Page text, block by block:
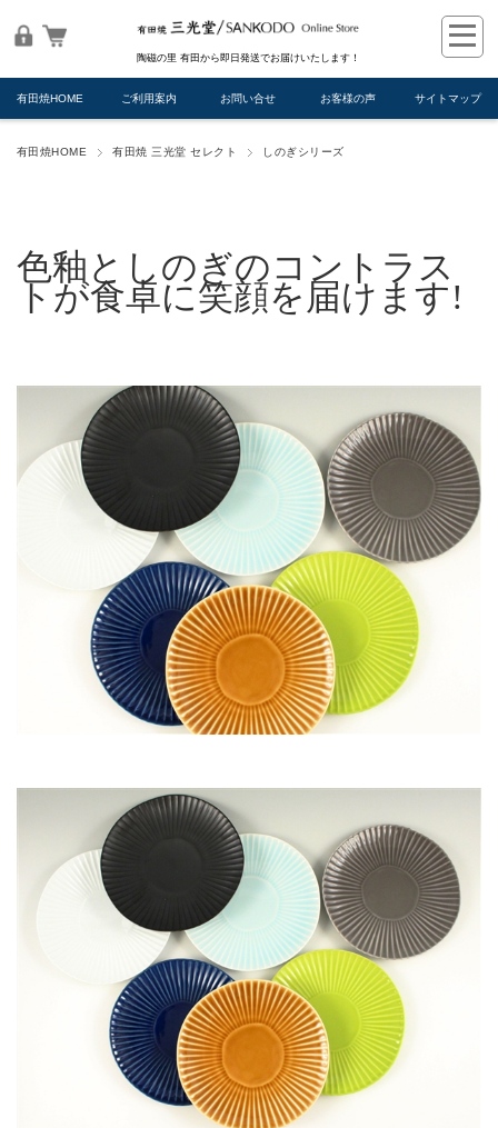
陶磁の里 有田から即日発送でお届けいたします！
有田焼HOME ご利用案内 お問い合せ お客様の声 サイトマップ
有田焼HOME 有田焼 三光堂 セレクト しのぎシリーズ
色釉としのぎのコントラス
トが食卓に笑顔を届けます!